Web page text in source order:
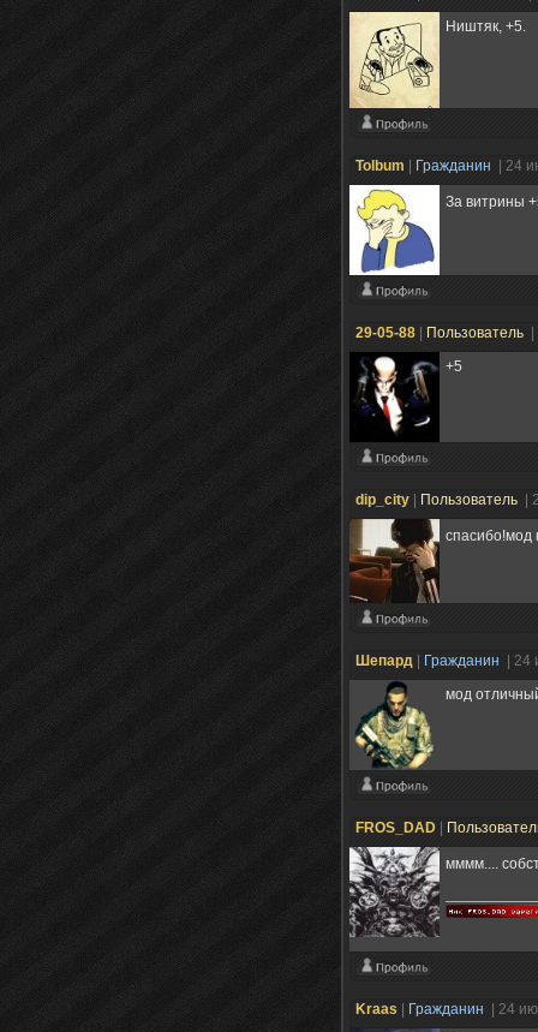
Ништяк, +5.
Tolbum Гражданин | 24
За витрины
29-05-88 Пользователь
+5
dip_city Пользователь |
спасибо!мод
Шепард Гражданин
|
мод
FROS_DAD
мммм....
Kraas Гражданин
| 24